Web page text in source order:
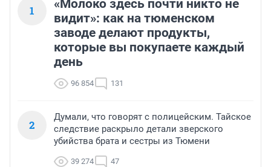
1
«Молоко здесь почти никто не
видит»: как на тюменском
заводе делают продукты,
которые вы покупаете каждый
день
96 854 131
2
Думали, что говорят с полицейским. Тайское
следствие раскрыло детали зверского
убийства брата и сестры из Тюмени
39 274 47